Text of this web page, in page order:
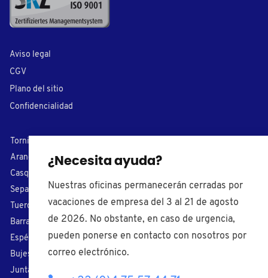
¿Necesita ayuda?
Nuestras oficinas permanecerán cerradas por
vacaciones de empresa del 3 al 21 de agosto
de 2026. No obstante, en caso de urgencia,
pueden ponerse en contacto con nosotros por
correo electrónico.
Aviso legal
CGV
Plano del sitio
Confidencialidad
Tornillos plásticos
Arandelas de nylon
Conteras
Casquillos
Separadores
Tapones plásticos
Tuercas plásticas
Cojinetes
Barras roscados
Pomos de apriete
Espérragos
Tiradores
Bujes aislantes
Patas regulables
Juntas tóricas